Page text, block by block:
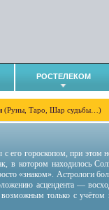
РОСТЕЛЕКОМ
(Руны, Таро, Шар судьбы…)
с его гороскопом, при этом
в котором находилось
«знаком». Астрологи
асцендента —
возможным только с учётом